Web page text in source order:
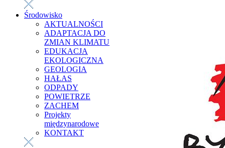
Środowisko
AKTUALNOŚCI
ADAPTACJA DO
ZMIAN KLIMATU
EDUKACJA
EKOLOGICZNA
GEOLOGIA
HAŁAS
ODPADY
POWIETRZE
ZACHEM
Projekty
międzynarodowe
KONTAKT